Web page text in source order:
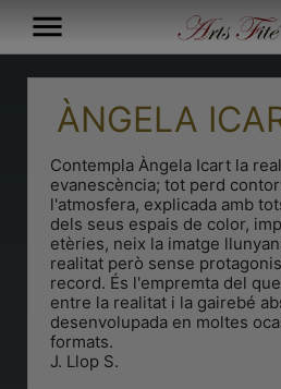

ÀNGELA
Contempla Àngela Icart la
evanescència; tot perd
l'atmosfera, explicada amb
dels seus espais de color,
etèries, neix la imatge
realitat però sense
record. És l'empremta del
entre la realitat i la gairebé
desenvolupada en moltes
formats.
J. Llop S.